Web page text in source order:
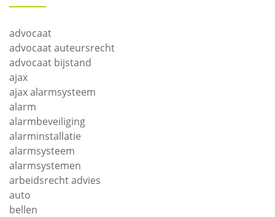
advocaat
advocaat auteursrecht
advocaat bijstand
ajax
ajax alarmsysteem
alarm
alarmbeveiliging
alarminstallatie
alarmsysteem
alarmsystemen
arbeidsrecht advies
auto
bellen